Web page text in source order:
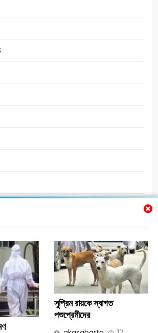
সুপ্রিম রায়কে স্বাগত
পশুপ্রেমীদের